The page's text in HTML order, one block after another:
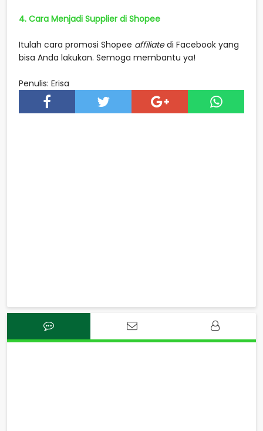
4. Cara Menjadi Supplier di Shopee
Itulah cara promosi Shopee affiliatedi Facebook yang
bisa Anda lakukan. Semoga membantu ya!
Penulis: Erisa